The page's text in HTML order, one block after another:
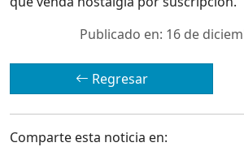
Publicado en: 16 de
Regresar
Comparte esta noticia en: